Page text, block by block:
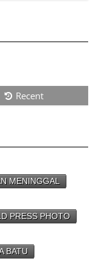
Laga Piala
Cetak Gol
Per Bulan Dari
0 Comments
Recent
MENINGGAL
PRESS PHOTO
BATU